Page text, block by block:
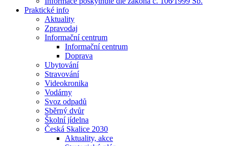
Praktické info
Aktuality
Zpravodaj
Informační centrum
Informační centrum
Doprava
Ubytování
Stravování
Videokronika
Vodárny
Svoz odpadů
Sběrný dvůr
Školní jídelna
Česká Skalice 2030
Aktuality, akce